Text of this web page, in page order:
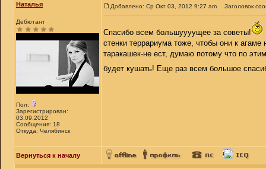
Наталья
Дебютант
Пол:
Зарегистрирован:
03.09.2012
Сообщения: 18
Откуда: Челябинск
Добавлено: Ср Окт 03, 2012 9:27 am Заголовок
Спасибо всем большуууущее за советы!
стенки террариума тоже, чтобы они к
таракашек-не ест, думаю потому что по
будет кушать! Еще раз всем большое
Вернуться к началу